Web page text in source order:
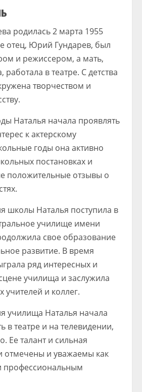
родилась 2 марта 1955
отец, Юрий Гундарев, был
и режиссером, а мать,
в театре. С детства
творчеством и
Наталья начала проявлять
к актерскому
годы она активно
постановках и
положительные отзывы о
школы Наталья поступила в
училище имени
свое образование
развитие. В время
ряд интересных и
училища и заслужила
учителей и коллег.
училища Наталья начала
в театре и на телевидении,
Ее талант и сильная
отмечены и уважаемы как
профессиональным